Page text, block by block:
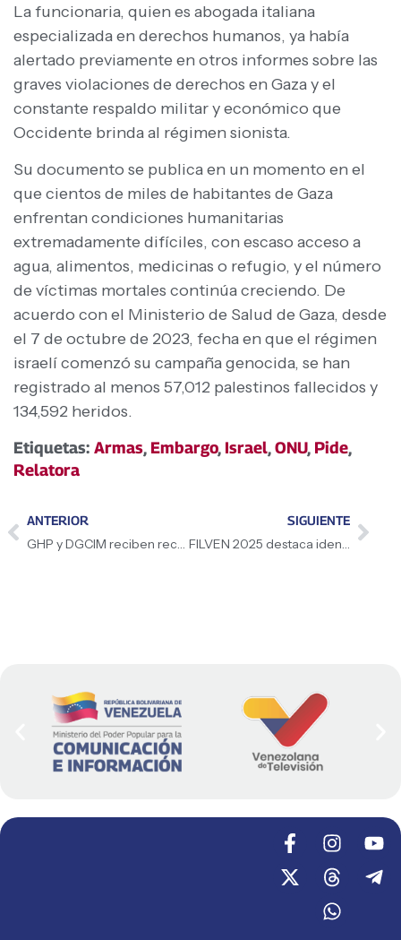
La funcionaria, quien es abogada italiana
especializada en derechos humanos, ya había
alertado previamente en otros informes sobre las
graves violaciones de derechos en Gaza y el
constante respaldo militar y económico que
Occidente brinda al régimen sionista.
Su documento se publica en un momento en el
que cientos de miles de habitantes de Gaza
enfrentan condiciones humanitarias
extremadamente difíciles, con escaso acceso a
agua, alimentos, medicinas o refugio, y el número
de víctimas mortales continúa creciendo. De
acuerdo con el Ministerio de Salud de Gaza, desde
el 7 de octubre de 2023, fecha en que el régimen
israelí comenzó su campaña genocida, se han
registrado al menos 57,012 palestinos fallecidos y
134,592 heridos.
Etiquetas: Armas, Embargo, Israel,ONU, Pide,
Relatora
ANTERIOR
GHP y DGCIM reciben reconocimiento de grado superior
SIGUIENTE
FILVEN 2025 destaca identidad y cultura venezolana